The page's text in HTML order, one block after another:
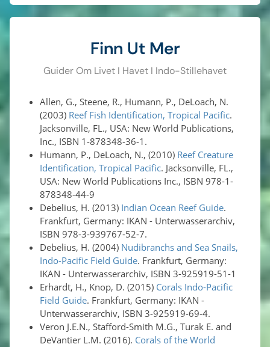
Finn Ut Mer
Guider Om Livet I Havet I Indo-Stillehavet
Allen, G., Steene, R., Humann, P., DeLoach, N.
(2003) Reef Fish Identification, Tropical Pacific.
Jacksonville, FL., USA: New World Publications,
Inc., ISBN 1-878348-36-1.
Humann, P., DeLoach, N., (2010) Reef Creature
Identification, Tropical Pacific. Jacksonville, FL.,
USA: New World Publications Inc., ISBN 978-1-
878348-44-9
Debelius, H. (2013) Indian Ocean Reef Guide.
Frankfurt, Germany: IKAN - Unterwasserarchiv,
ISBN 978-3-939767-52-7.
Debelius, H. (2004) Nudibranchs and Sea Snails,
Indo-Pacific Field Guide. Frankfurt, Germany:
IKAN - Unterwasserarchiv, ISBN 3-925919-51-1
Erhardt, H., Knop, D. (2015) Corals Indo-Pacific
Field Guide. Frankfurt, Germany: IKAN -
Unterwasserarchiv, ISBN 3-925919-69-4.
Veron J.E.N., Stafford-Smith M.G., Turak E. and
DeVantier L.M. (2016). Corals of the World